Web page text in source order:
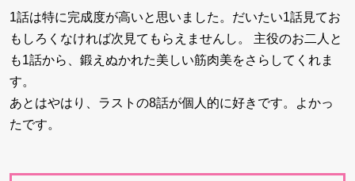
1話は特に完成度が高いと思いました。だいたい1話見てお
もしろくなければ次見てもらえませんし。 主役のお二人と
も1話から、鍛えぬかれた美しい筋肉美をさらしてくれま
す。
あとはやはり、ラストの8話が個人的に好きです。よかっ
たです。